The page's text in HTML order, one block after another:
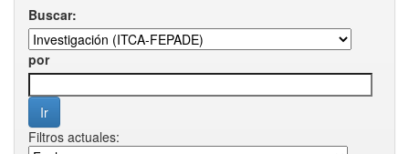
Buscar:
por
Filtros actuales: